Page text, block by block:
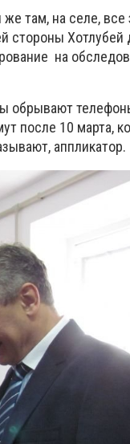
же там, на селе,
стороны Хотлубей
на
обрывают
после 10 марта,
аппликатор.